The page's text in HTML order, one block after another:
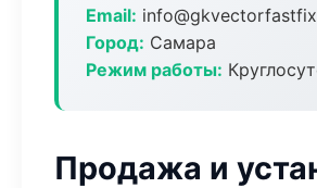
Email:
Город: Самара
Режим работы:
Продажа и